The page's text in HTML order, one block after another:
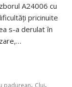
A24006 cu
pricinuite
s-a derulat ȋn
, ,